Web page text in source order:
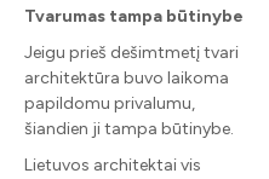
Tvarumas tampa būtinybe
Jeigu prieš dešimtmetį tvari
architektūra buvo laikoma
papildomu privalumu,
šiandien ji tampa būtinybe.
Lietuvos architektai vis